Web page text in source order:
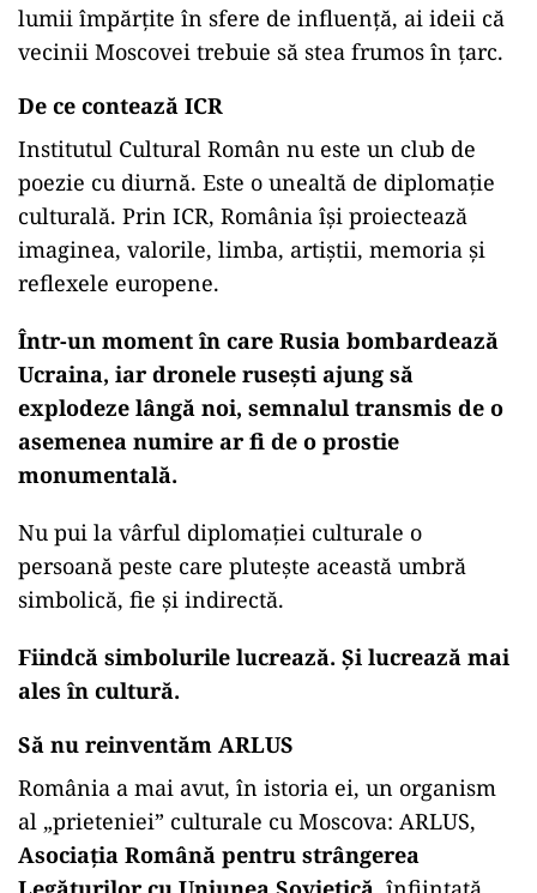
lumii împărțite în sfere de influență, ai ideii că
vecinii Moscovei trebuie să stea frumos în țarc.
De ce contează ICR
Institutul Cultural Român nu este un club de
poezie cu diurnă. Este o unealtă de diplomație
culturală. Prin ICR, România își proiectează
imaginea, valorile, limba, artiștii, memoria și
reflexele europene.
Într-un moment în care Rusia bombardează
Ucraina, iar dronele rusești ajung să
explodeze lângă noi, semnalul transmis de o
asemenea numire ar fi de o prostie
monumentală.
Nu pui la vârful diplomației culturale o
persoană peste care plutește această umbră
simbolică, fie și indirectă.
Fiindcă simbolurile lucrează. Și lucrează mai
ales în cultură.
Să nu reinventăm ARLUS
România a mai avut, în istoria ei, un organism
al „prieteniei” culturale cu Moscova: ARLUS,
Asociația Română pentru strângerea